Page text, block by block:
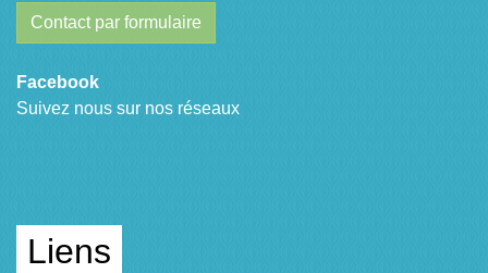
Contact par formulaire
Facebook
Suivez nous sur nos réseaux
Liens